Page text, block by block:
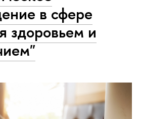
в сфере
здоровьем и